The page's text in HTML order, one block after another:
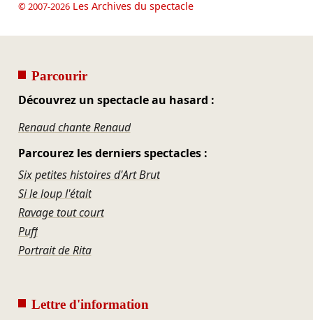
© 2007-2026Les Archives du spectacle
Parcourir
Découvrez un spectacle au hasard :
Renaud chante Renaud
Parcourez les derniers spectacles :
Six petites histoires d'Art Brut
Si le loup l'était
Ravage tout court
Puff
Portrait de Rita
Lettre d'information